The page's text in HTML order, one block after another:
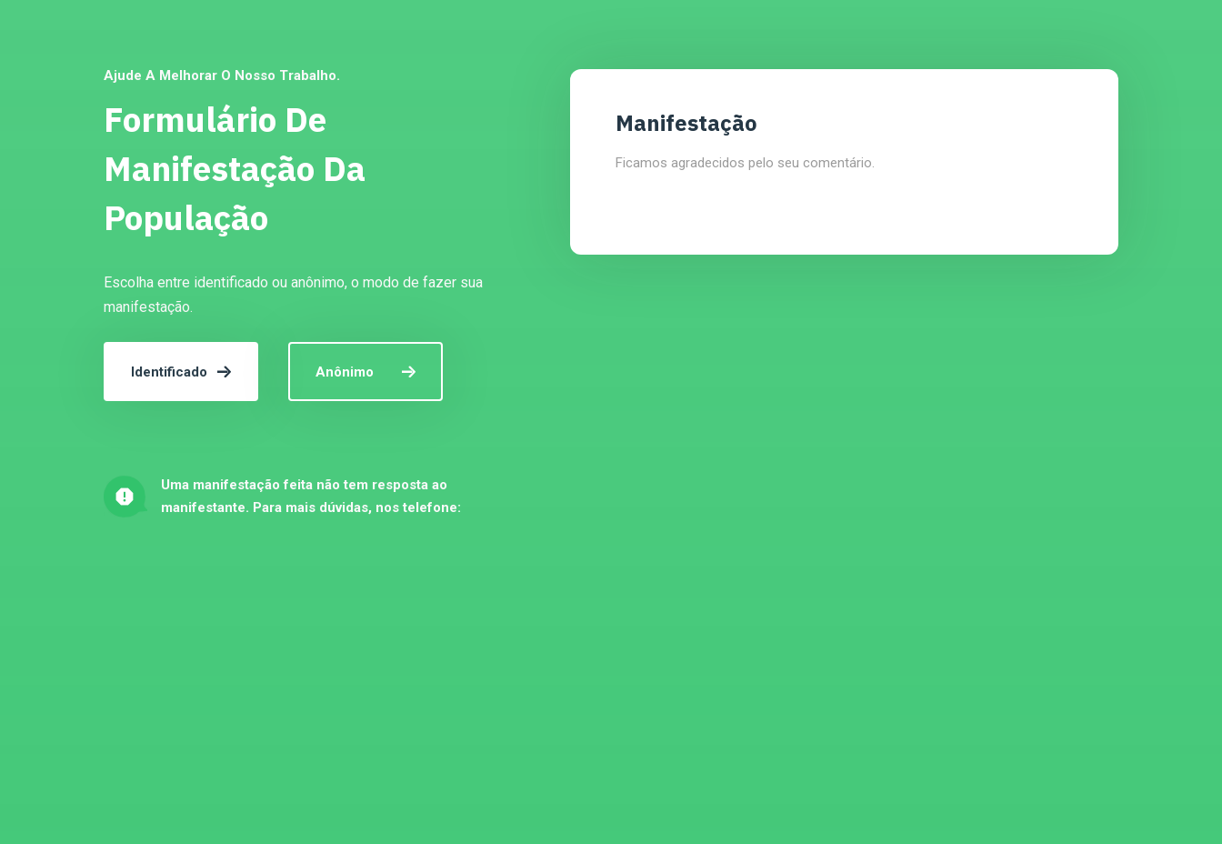
Ajude A Melhorar O Nosso Trabalho.
Formulário De
Manifestação Da
População
Escolha entre identificado ou anônimo, o modo de fazer sua
manifestação.
Identificado Anônimo
Uma manifestação feita não tem resposta ao
manifestante. Para mais dúvidas, nos telefone:
Manifestação
Ficamos agradecidos pelo seu comentário.